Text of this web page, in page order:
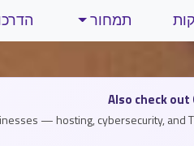
תמחור
Also check
— hosting, cybersecurity, and